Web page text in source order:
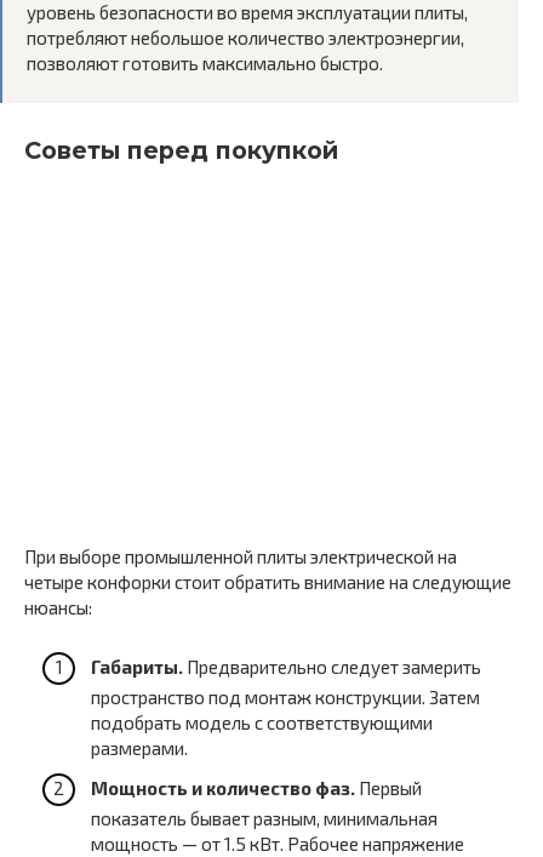
уровень безопасности во время эксплуатации плиты,
потребляют небольшое количество электроэнергии,
позволяют готовить максимально быстро.
Советы перед покупкой
При выборе промышленной плиты электрической на
четыре конфорки стоит обратить внимание на следующие
нюансы:
Габариты. Предварительно следует замерить
пространство под монтаж конструкции. Затем
подобрать модель с соответствующими
размерами.
Мощность и количество фаз. Первый
показатель бывает разным, минимальная
мощность — от 1.5 кВт. Рабочее напряжение